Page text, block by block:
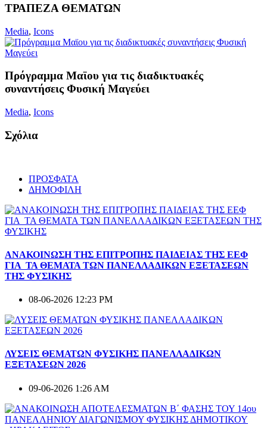
ΤΡΑΠΕΖΑ ΘΕΜΑΤΩΝ
Media, Icons
Πρόγραμμα Μαϊου για τις διαδικτυακές
συναντήσεις Φυσική Μαγεύει
Media, Icons
Σχόλια
ΠΡΟΣΦΑΤΑ
ΔΗΜΟΦΙΛΗ
ΑΝΑΚΟΙΝΩΣΗ ΤΗΣ ΕΠΙΤΡΟΠΗΣ ΠΑΙΔΕΙΑΣ ΤΗΣ ΕΕΦ
ΓΙΑ ΤΑ ΘΕΜΑΤΑ ΤΩΝ ΠΑΝΕΛΛΑΔΙΚΩΝ ΕΞΕΤΑΣΕΩΝ
ΤΗΣ ΦΥΣΙΚΗΣ
08-06-2026 12:23 PM
ΛΥΣΕΙΣ ΘΕΜΑΤΩΝ ΦΥΣΙΚΗΣ ΠΑΝΕΛΛΑΔΙΚΩΝ
ΕΞΕΤΑΣΕΩΝ 2026
09-06-2026 1:26 AM